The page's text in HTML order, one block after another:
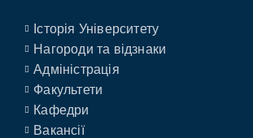
Історія Університету
Нагороди та відзнаки
Адміністрація
Факультети
Кафедри
Вакансії